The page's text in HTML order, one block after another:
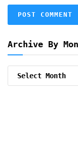
Archive By